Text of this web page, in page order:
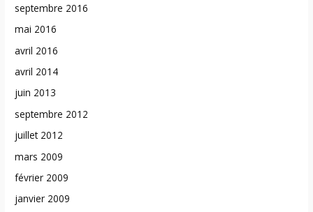
septembre 2016
mai 2016
avril 2016
avril 2014
juin 2013
septembre 2012
juillet 2012
mars 2009
février 2009
janvier 2009